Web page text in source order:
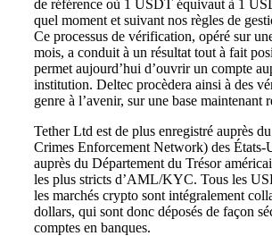
de référence où 1 USDT équivaut à 1
quel moment et suivant nos règles de
Ce processus de vérification, opéré sur
mois, a conduit à un résultat tout à fait
permet aujourd’hui d’ouvrir un compte
institution. Deltec procèdera ainsi à des
genre à l’avenir, sur une base maintenant
Tether Ltd est de plus enregistré auprès
Crimes Enforcement Network) des États-
auprès du Département du Trésor
les plus stricts d’AML/KYC. Tous les
les marchés crypto sont intégralement
dollars, qui sont donc déposés de façon
comptes en banques.